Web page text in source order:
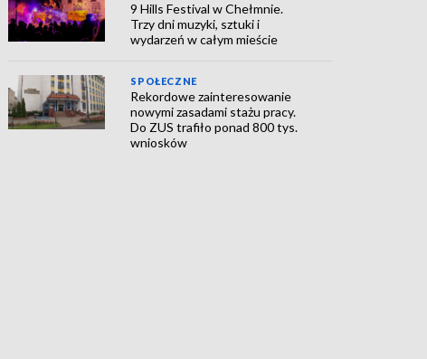
9 Hills Festival w Chełmnie.
Trzy dni muzyki, sztuki i
wydarzeń w całym mieście
SPOŁECZNE
Rekordowe zainteresowanie
nowymi zasadami stażu pracy.
Do ZUS trafiło ponad 800 tys.
wniosków